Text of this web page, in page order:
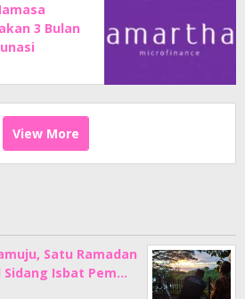
3 Bulan
View More
Satu Ramadan
Isbat Pem…